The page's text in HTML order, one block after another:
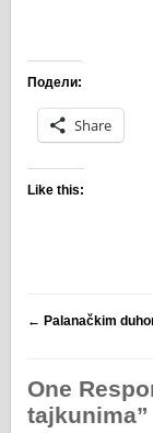
Подели:
Share
Like this:
← Palanačkim
One
tajkunima”